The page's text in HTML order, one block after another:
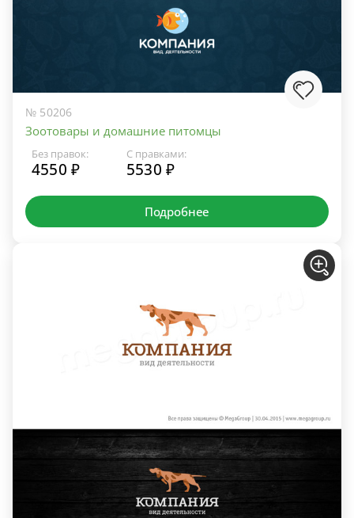
№ 50206
Зоотовары и домашние питомцы
Без правок:
4550 ₽
С правками:
5530 ₽
Подробнее